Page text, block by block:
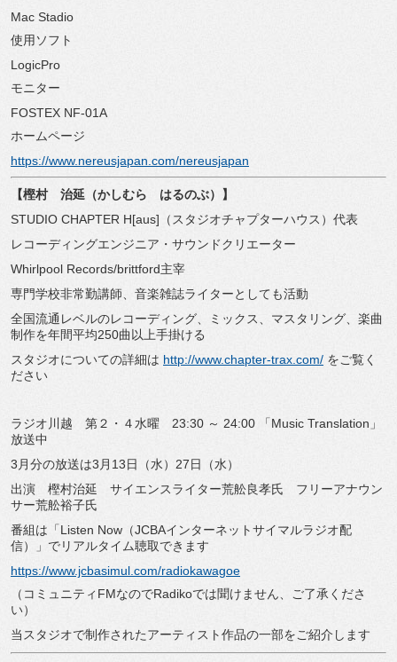
Mac Stadio
使用ソフト
LogicPro
モニター
FOSTEX NF-01A
ホームページ
https://www.nereusjapan.com/nereusjapan
【樫村 治延（かしむら はるのぶ）】
STUDIO CHAPTER H[aus]（スタジオチャプターハウス）代表
レコーディングエンジニア・サウンドクリエーター
Whirlpool Records/brittford主宰
専門学校非常勤講師、音楽雑誌ライターとしても活動
全国流通レベルのレコーディング、ミックス、マスタリング、楽曲
制作を年間平均250曲以上手掛ける
スタジオについての詳細は http://www.chapter-trax.com/ をご覧く
ださい
ラジオ川越 第２・４水曜 23:30 ～ 24:00 「Music Translation」
放送中
3月分の放送は3月13日（水）27日（水）
出演 樫村治延 サイエンスライター荒舩良孝氏 フリーアナウン
サー荒舩裕子氏
番組は「Listen Now（JCBAインターネットサイマルラジオ配
信）」でリアルタイム聴取できます
https://www.jcbasimul.com/radiokawagoe
（コミュニティFMなのでRadikoでは聞けません、ご了承くださ
い）
当スタジオで制作されたアーティスト作品の一部をご紹介します